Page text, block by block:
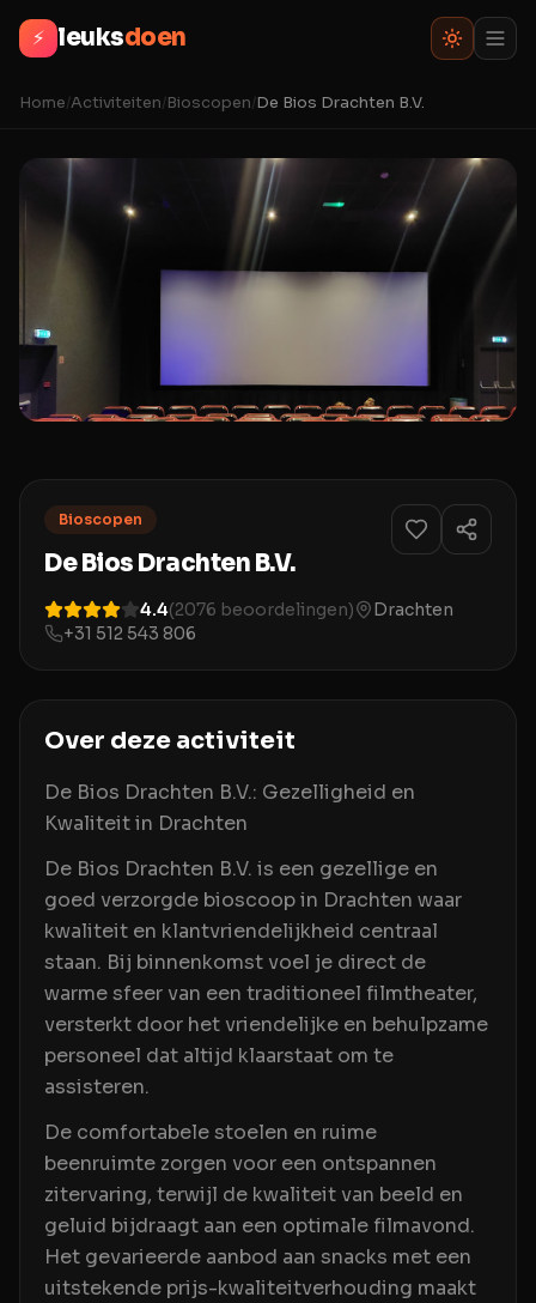
⚡ leuksdoen
Home/Activiteiten/Bioscopen/De Bios Drachten B.V.
Bioscopen
De Bios Drachten B.V.
4.4(2076 beoordelingen)
Drachten
+31 512 543 806
Over deze activiteit
De Bios Drachten B.V.: Gezelligheid en
Kwaliteit in Drachten
De Bios Drachten B.V. is een gezellige en
goed verzorgde bioscoop in Drachten waar
kwaliteit en klantvriendelijkheid centraal
staan. Bij binnenkomst voel je direct de
warme sfeer van een traditioneel filmtheater,
versterkt door het vriendelijke en behulpzame
personeel dat altijd klaarstaat om te
assisteren.
De comfortabele stoelen en ruime
beenruimte zorgen voor een ontspannen
zitervaring, terwijl de kwaliteit van beeld en
geluid bijdraagt aan een optimale filmavond.
Het gevarieerde aanbod aan snacks met een
uitstekende prijs-kwaliteitverhouding maakt